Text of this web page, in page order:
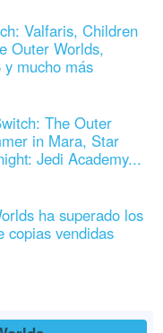
Valfaris, Children
Outer Worlds,
mucho más
The Outer
in Mara, Star
Jedi Academy...
ha superado los
copias vendidas